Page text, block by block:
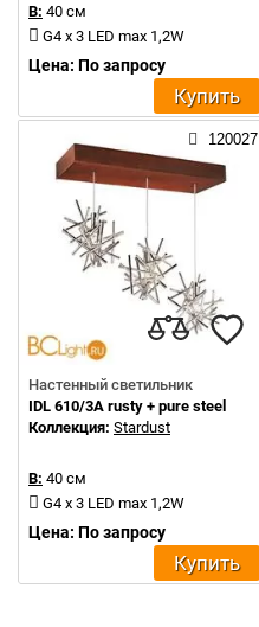
В: 40 см
G4 x 3 LED max 1,2W
Цена: По запросу
Купить
120027
Настенный светильник
IDL 610/3A rusty + pure steel
Коллекция: Stardust
В: 40 см
G4 x 3 LED max 1,2W
Цена: По запросу
Купить